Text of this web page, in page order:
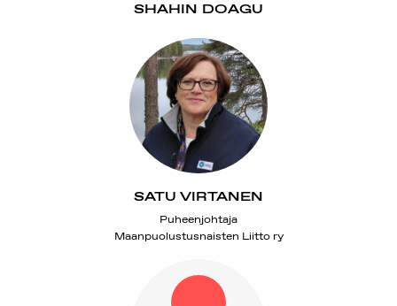
SHAHIN DOAGU
SATU VIRTANEN
Puheenjohtaja
Maanpuolustusnaisten Liitto ry